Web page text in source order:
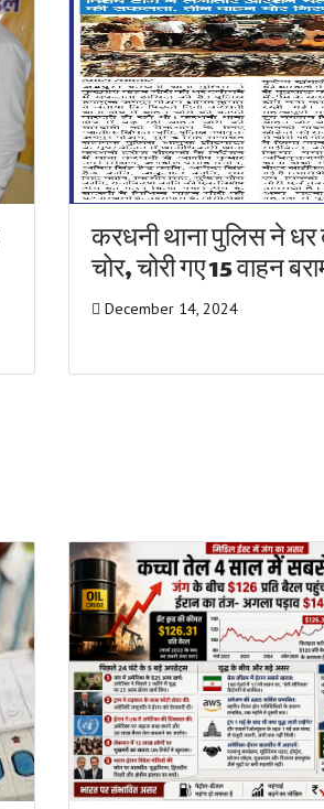
करधनी थाना पुलिस ने धर
चोर, चोरी गए 15 वाहन
December 14, 2024